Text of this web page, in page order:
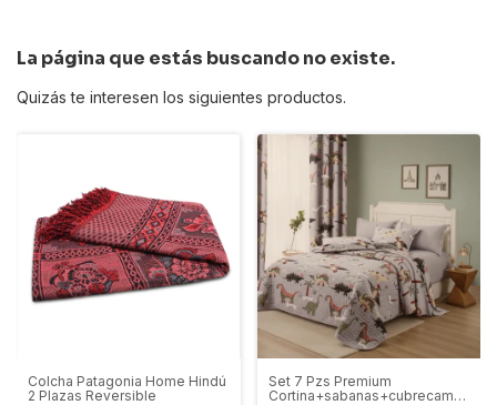
La página que estás buscando no existe.
Quizás te interesen los siguientes productos.
Colcha Patagonia Home Hindú
2 Plazas Reversible
Set 7 Pzs Premium
Cortina+sabanas+cubrecamas